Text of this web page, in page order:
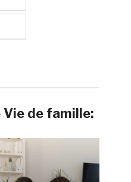
Vie de famille: